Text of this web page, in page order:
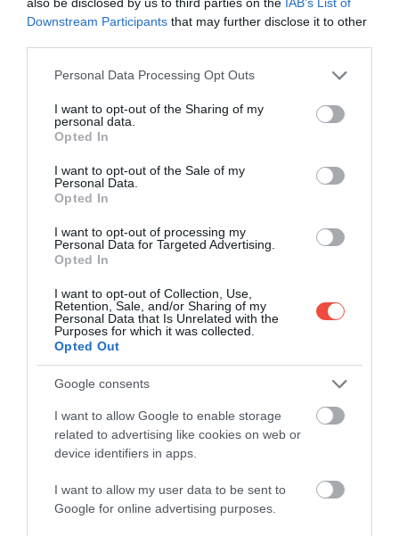
Downstream Participants that may further disclose it to other
Please note that this website/app uses one or more Google
not limited to your visit or usage behaviour. You may click to
grant or deny consent to Google and its third-party tags to
use your data for below specified purposes in below Google
consent section.
Personal Data Processing Opt Outs
I want to opt-out of the Sharing of my
personal data.
Opted In
I want to opt-out of the Sale of my
Personal Data.
Opted In
I want to opt-out of processing my
Personal Data for Targeted Advertising.
Opted In
I want to opt-out of Collection, Use,
Retention, Sale, and/or Sharing of my
Personal Data that Is Unrelated with the
Purposes for which it was collected.
Opted Out
Google consents
I want to allow Google to enable storage
related to advertising like cookies on web or
device identifiers in apps.
I want to allow my user data to be sent to
Google for online advertising purposes.
A post shared by FlixBus (@flixbus)
Az esti órákban induló buszok segítségével az
hanem kipihenten, átaludva az éjszakát
kezdhetnek bele a vakációba. A kora reggeli érkezés
éjszakáján, a buszok ülései állíthatóak, a járatokon
pedig légkondicionáló és wifi működik, a telefonok
ébrenlétét pedig az USB-töltőpontok biztosítják. Az
Adriára szóló jegyeket már meg tudjuk vásárolni a
FlixBus weboldalán és az applikációban is.
Ha mégis az autót választanánk:4 gyönyörű
horvát tengerpart, amit 5 óra alatt elérhetsz